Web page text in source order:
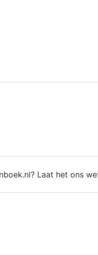
Laat het ons